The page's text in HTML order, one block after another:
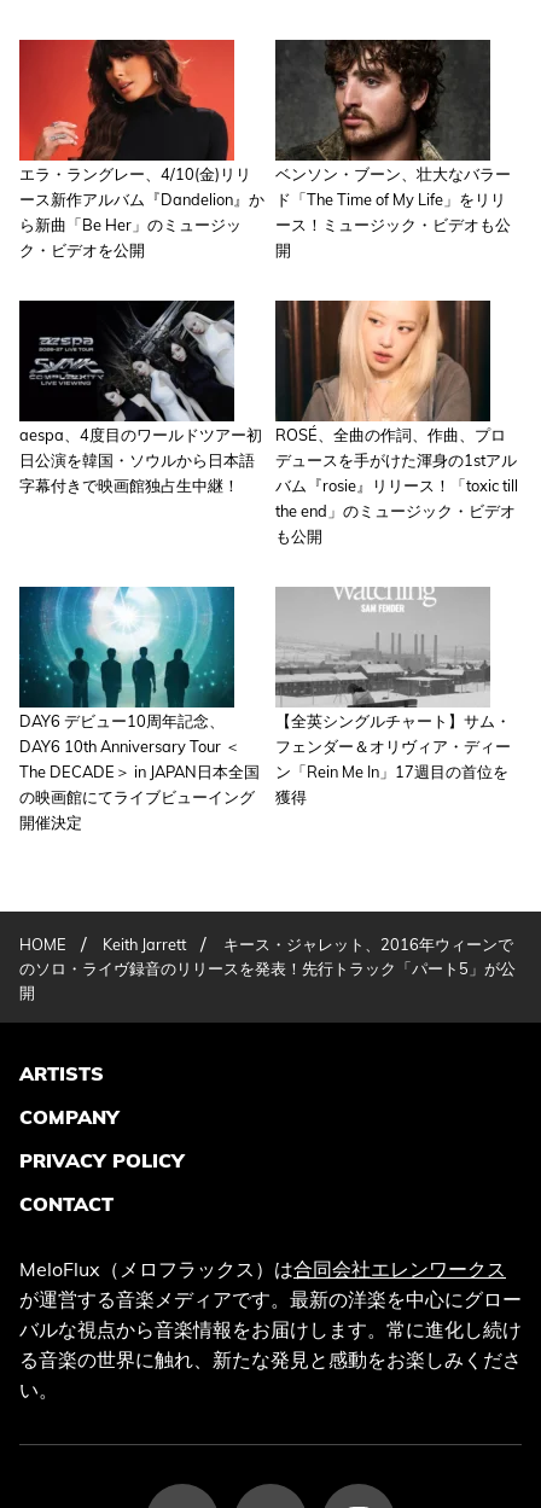
エラ・ラングレー、4/10(金)リリ
ース新作アルバム『Dandelion』か
ら新曲「Be Her」のミュージッ
ク・ビデオを公開
ベンソン・ブーン、壮大なバラー
ド「The Time of My Life」をリリ
ース！ミュージック・ビデオも公
開
aespa、4度目のワールドツアー初
日公演を韓国・ソウルから日本語
字幕付きで映画館独占生中継！
ROSÉ、全曲の作詞、作曲、プロ
デュースを手がけた渾身の1stアル
バム『rosie』リリース！「toxic till
the end」のミュージック・ビデオ
も公開
DAY6 デビュー10周年記念、
DAY6 10th Anniversary Tour ＜
The DECADE＞ in JAPAN日本全国
の映画館にてライブビューイング
開催決定
【全英シングルチャート】サム・
フェンダー＆オリヴィア・ディー
ン「Rein Me In」17週目の首位を
獲得
HOME / Keith Jarrett /
キース・ジャレット、2016年ウィーンで
のソロ・ライヴ録音のリリースを発表！先行トラック「パート5」が公
開
ARTISTS
COMPANY
PRIVACY POLICY
CONTACT
MeloFlux（メロフラックス）は合同会社エレンワークス
が運営する音楽メディアです。最新の洋楽を中心にグロー
バルな視点から音楽情報をお届けします。常に進化し続け
る音楽の世界に触れ、新たな発見と感動をお楽しみくださ
い。